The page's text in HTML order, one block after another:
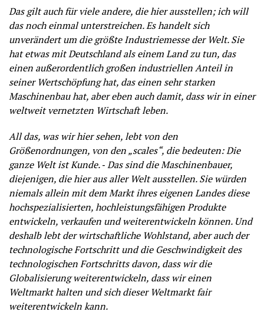
Das gilt auch für viele andere, die hier ausstellen; ich will
das noch einmal unterstreichen. Es handelt sich
unverändert um die größte Industriemesse der Welt. Sie
hat etwas mit Deutschland als einem Land zu tun, das
einen außerordentlich großen industriellen Anteil in
seiner Wertschöpfung hat, das einen sehr starken
Maschinenbau hat, aber eben auch damit, dass wir in einer
weltweit vernetzten Wirtschaft leben.
All das, was wir hier sehen, lebt von den
Größenordnungen, von den „scales“, die bedeuten: Die
ganze Welt ist Kunde. ‑ Das sind die Maschinenbauer,
diejenigen, die hier aus aller Welt ausstellen. Sie würden
niemals allein mit dem Markt ihres eigenen Landes diese
hochspezialisierten, hochleistungsfähigen Produkte
entwickeln, verkaufen und weiterentwickeln können. Und
deshalb lebt der wirtschaftliche Wohlstand, aber auch der
technologische Fortschritt und die Geschwindigkeit des
technologischen Fortschritts davon, dass wir die
Globalisierung weiterentwickeln, dass wir einen
Weltmarkt halten und sich dieser Weltmarkt fair
weiterentwickeln kann.